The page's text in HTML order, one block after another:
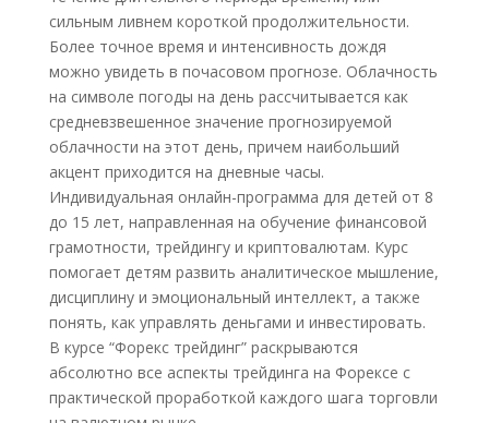
сильным ливнем короткой продолжительности.
Более точное время и интенсивность дождя
можно увидеть в почасовом прогнозе. Облачность
на символе погоды на день рассчитывается как
средневзвешенное значение прогнозируемой
облачности на этот день, причем наибольший
акцент приходится на дневные часы.
Индивидуальная онлайн-программа для детей от 8
до 15 лет, направленная на обучение финансовой
грамотности, трейдингу и криптовалютам. Курс
помогает детям развить аналитическое мышление,
дисциплину и эмоциональный интеллект, а также
понять, как управлять деньгами и инвестировать.
В курсе “Форекс трейдинг” раскрываются
абсолютно все аспекты трейдинга на Форексе с
практической проработкой каждого шага торговли